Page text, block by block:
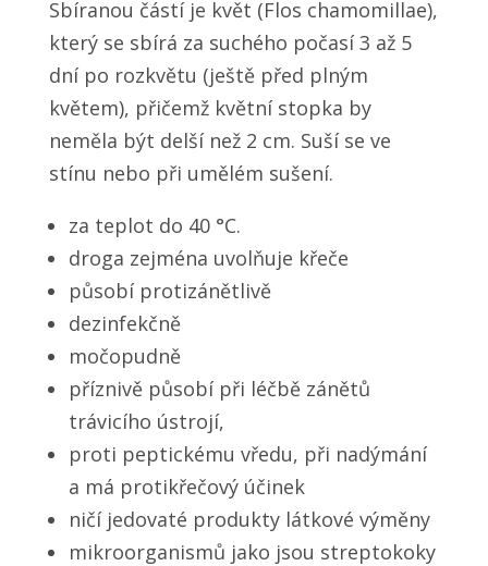
Sbíranou částí je květ (Flos chamomillae),
který se sbírá za suchého počasí 3 až 5
dní po rozkvětu (ještě před plným
květem), přičemž květní stopka by
neměla být delší než 2 cm. Suší se ve
stínu nebo při umělém sušení.
za teplot do 40 °C.
droga zejména uvolňuje křeče
působí protizánětlivě
dezinfekčně
močopudně
příznivě působí při léčbě zánětů
trávicího ústrojí,
proti peptickému vředu, při nadýmání
a má protikřečový účinek
ničí jedovaté produkty látkové výměny
mikroorganismů jako jsou streptokoky